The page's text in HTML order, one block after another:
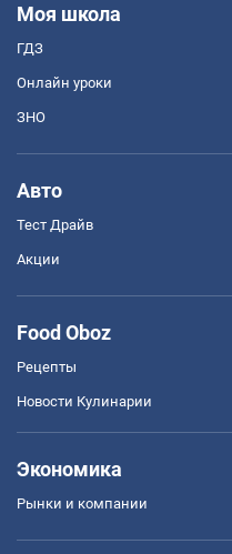
Моя школа
ГДЗ
Онлайн уроки
ЗНО
Авто
Тест Драйв
Акции
Food Oboz
Рецепты
Новости Кулинарии
Экономика
Рынки и компании